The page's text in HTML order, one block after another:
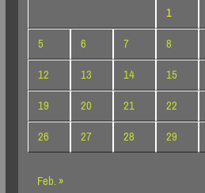
1
5
6 7 8
12
13 14 15
19
20 21 22
26
27 28 29
Feb. »